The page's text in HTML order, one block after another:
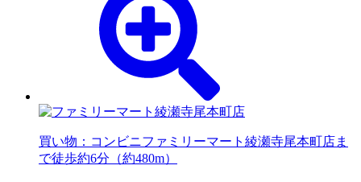
買い物：コンビニファミリーマート綾瀬寺尾本町店ま
で徒歩約6分（約480m）